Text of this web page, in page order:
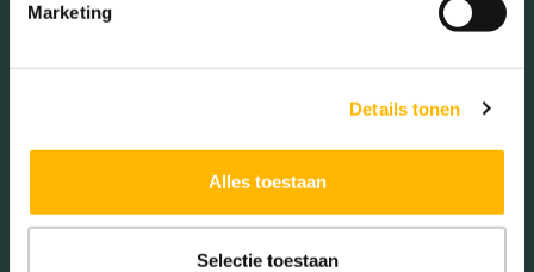
Marketing
Details tonen
Alles toestaan
Selectie toestaan
Geslacht
Mannen (49.19%)
Vrouwen (50.81%)